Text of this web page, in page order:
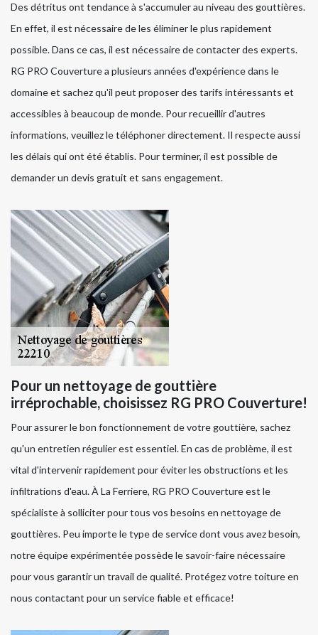
Des détritus ont tendance à s'accumuler au niveau des gouttières.
En effet, il est nécessaire de les éliminer le plus rapidement
possible. Dans ce cas, il est nécessaire de contacter des experts.
RG PRO Couverture a plusieurs années d'expérience dans le
domaine et sachez qu'il peut proposer des tarifs intéressants et
accessibles à beaucoup de monde. Pour recueillir d'autres
informations, veuillez le téléphoner directement. Il respecte aussi
les délais qui ont été établis. Pour terminer, il est possible de
demander un devis gratuit et sans engagement.
Pour un nettoyage de gouttière
irréprochable, choisissez RG PRO Couverture!
Pour assurer le bon fonctionnement de votre gouttière, sachez
qu'un entretien régulier est essentiel. En cas de problème, il est
vital d'intervenir rapidement pour éviter les obstructions et les
infiltrations d'eau. À La Ferriere, RG PRO Couverture est le
spécialiste à solliciter pour tous vos besoins en nettoyage de
gouttières. Peu importe le type de service dont vous avez besoin,
notre équipe expérimentée possède le savoir-faire nécessaire
pour vous garantir un travail de qualité. Protégez votre toiture en
nous contactant pour un service fiable et efficace!